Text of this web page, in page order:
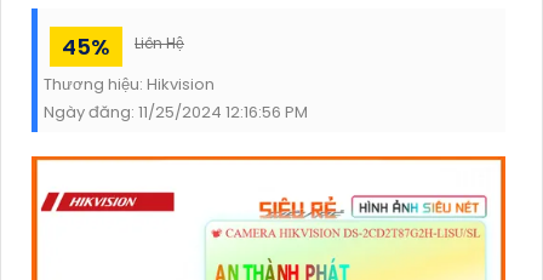
45% Liên Hệ
Thương hiệu: Hikvision
Ngày đăng: 11/25/2024 12:16:56 PM